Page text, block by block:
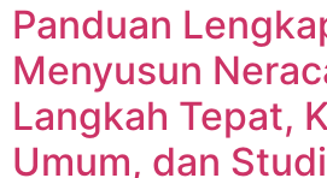
Panduan
Menyusun
Langkah Tepat,
Umum, dan